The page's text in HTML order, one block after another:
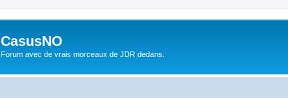
CasusNO
Forum avec de vrais morceaux de JDR dedans.